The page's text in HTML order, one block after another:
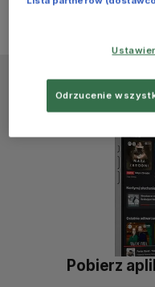
Pobierz
Odrzucenie